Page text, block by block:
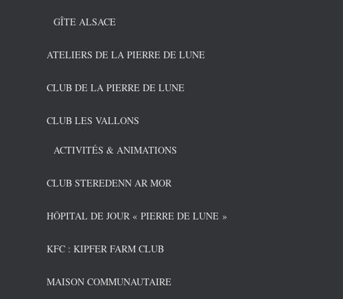
GÎTE ALSACE
ATELIERS DE LA PIERRE DE LUNE
CLUB DE LA PIERRE DE LUNE
CLUB LES VALLONS
ACTIVITÉS & ANIMATIONS
CLUB STEREDENN AR MOR
HÔPITAL DE JOUR « PIERRE DE LUNE »
KFC : KIPFER FARM CLUB
MAISON COMMUNAUTAIRE